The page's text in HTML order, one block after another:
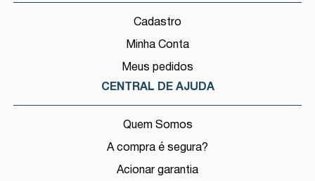
Cadastro
Minha Conta
Meus pedidos
CENTRAL DE AJUDA
Quem Somos
A compra é segura?
Acionar garantia